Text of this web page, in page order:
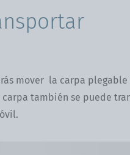
mover la carpa plegable
carpa también se puede